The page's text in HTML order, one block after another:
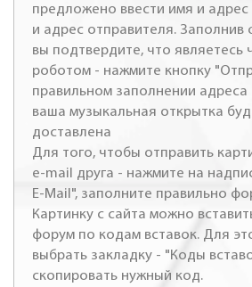
предложено ввести имя и адрес
и адрес отправителя. Заполнив
вы подтвердите, что являетесь
роботом - нажмите кнопку
правильном заполнении адреса
ваша музыкальная открытка
доставлена
Для того, чтобы отправить
e-mail друга - нажмите на
E-Mail", заполните правильно
Картинку с сайта можно
форум по кодам вставок. Для
выбрать закладку - "Коды
скопировать нужный код.